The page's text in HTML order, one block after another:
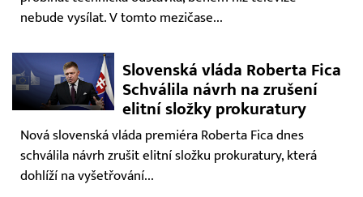
nebude vysílat. V tomto mezičase...
Slovenská vláda Roberta Fica
Schválila návrh na zrušení
elitní složky prokuratury
Nová slovenská vláda premiéra Roberta Fica dnes
schválila návrh zrušit elitní složku prokuratury, která
dohlíží na vyšetřování...